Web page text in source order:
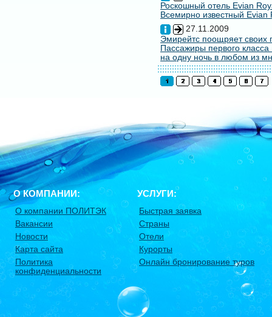
Роскошный отель Evian
Всемирно известный
27.11.2009
Эмирейтс поощряет своих
Пассажиры первого
на одну ночь в любом из
О КОМПАНИИ:
О компании ПОЛИТЭК
Вакансии
Новости
Карта сайта
Политика
конфиденциальности
УСЛУГИ:
Быстрая заявка
Страны
Отели
Курорты
Онлайн бронирование туров